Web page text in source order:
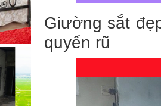
sắt
và...
Giường sắt
quyến rũ